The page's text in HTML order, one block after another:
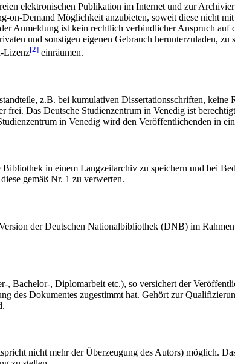
elektronischen Publikation im Internet und zur
on-Demand Möglichkeit anzubieten, soweit diese nicht
Anmeldung ist kein rechtlich verbindlicher Anspruch auf
und sonstigen eigenen Gebrauch herunterzuladen,
Lizenz[2] einräumen.
z.B. bei kumulativen Dissertationsschriften, keine
Das Deutsche Studienzentrum in Venedig ist
in Venedig wird den Veröffentlichenden in
in einem Langzeitarchiv zu speichern und bei
gemäß Nr. 1 zu verwerten.
der Deutschen Nationalbibliothek (DNB) im
, Diplomarbeit etc.), so versichert der
des Dokumentes zugestimmt hat. Gehört zur
nicht mehr der Überzeugung des Autors) möglich.